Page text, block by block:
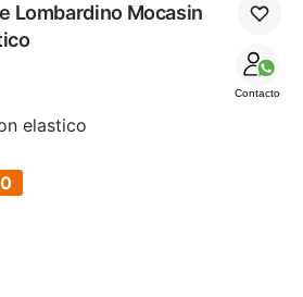
Lombardino Mocasin
Contacto
elastico